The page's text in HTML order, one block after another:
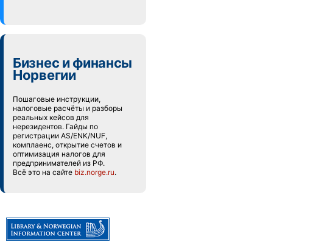
Бизнес и финансы
Норвегии
Пошаговые инструкции,
налоговые расчёты и разборы
реальных кейсов для
нерезидентов. Гайды по
регистрации AS/ENK/NUF,
комплаенс, открытие счетов и
оптимизация налогов для
предпринимателей из РФ.
Всё это на сайте biz.norge.ru.